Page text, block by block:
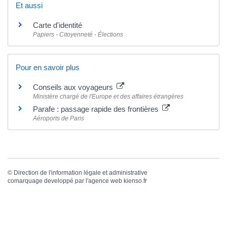
Et aussi
Carte d'identité
Papiers - Citoyenneté - Élections
Pour en savoir plus
Conseils aux voyageurs
Ministère chargé de l'Europe et des affaires étrangères
Parafe : passage rapide des frontières
Aéroports de Paris
© Direction de l'information légale et administrative
comarquage developpé par l'agence web kienso.fr